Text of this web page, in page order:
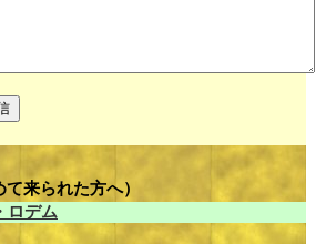
来られた方へ）
ロデム